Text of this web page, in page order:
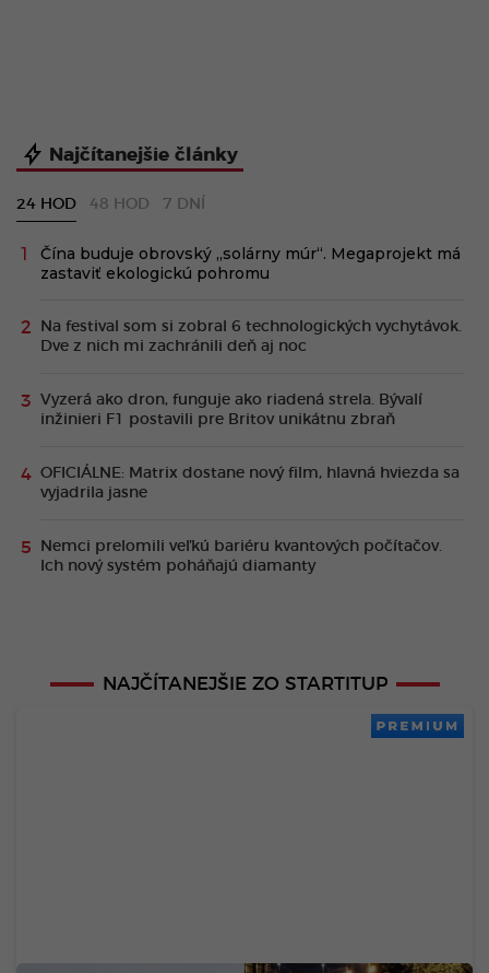
Najčítanejšie články
24 HOD 48 HOD 7 DNÍ
Čína buduje obrovský „solárny múr“. Megaprojekt má
zastaviť ekologickú pohromu
Na festival som si zobral 6 technologických vychytávok.
Dve z nich mi zachránili deň aj noc
Vyzerá ako dron, funguje ako riadená strela. Bývalí
inžinieri F1 postavili pre Britov unikátnu zbraň
OFICIÁLNE: Matrix dostane nový film, hlavná hviezda sa
vyjadrila jasne
Nemci prelomili veľkú bariéru kvantových počítačov.
Ich nový systém poháňajú diamanty
NAJČÍTANEJŠIE ZO STARTITUP
PREMIUM